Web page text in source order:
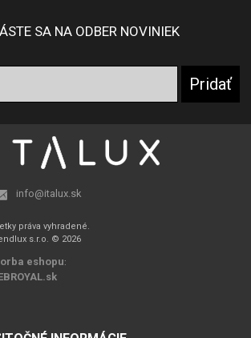
SA NA ODBER NOVINIEK
info@italux.sk
práva vyhradené.
s.r.o. © 2026
eshopu: